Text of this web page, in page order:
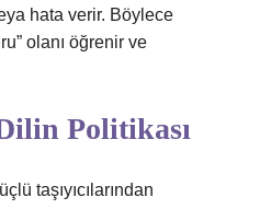
hata verir. Böylece
olanı öğrenir ve
Politikası
taşıyıcılarından